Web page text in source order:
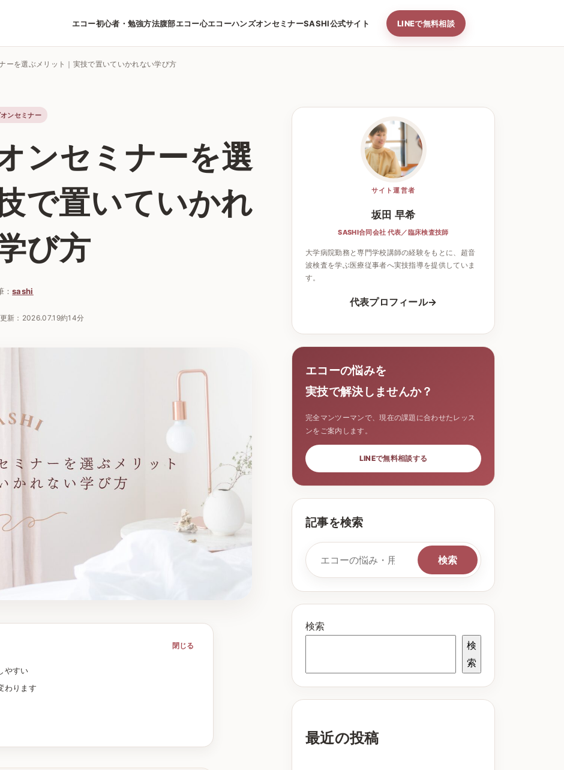
エコー初心者・勉強方法腹部エコー心エコーハンズオンセミナーSASHI公式サイト LINEで無料相談
ーを選ぶメリット｜実技で置いていかれない学び方
ンセミナー
ンセミナーを選
で置いていかれ
び方
：sashi
更新： 2026.07.19約14分
閉じる
やすい
わります
サイト運営者
坂田 早希
SASHI合同会社 代表／臨床検査技師
大学病院勤務と専門学校講師の経験をもとに、超音
波検査を学ぶ医療従事者へ実技指導を提供していま
す。
代表プロフィール
エコーの悩みを
実技で解決しませんか？
完全マンツーマンで、現在の課題に合わせたレッス
ンをご案内します。
LINEで無料相談する
記事を検索
検索キーワード
検索
検索
検
索
最近の投稿